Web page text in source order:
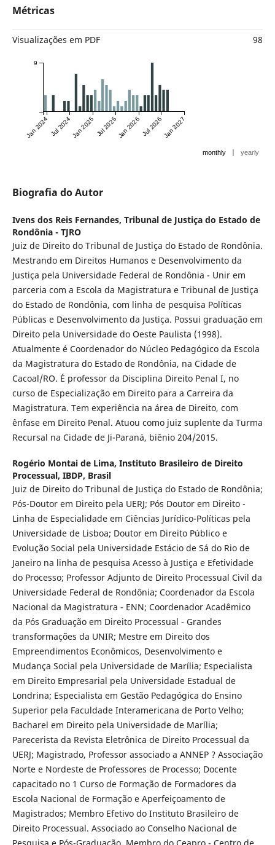
Métricas
Visualizações em PDF 98
Jan 2024Jul 2024Jan 2025Jul 2025Jan 2026Jul 2026Jan 2027
9
monthly | yearly
Biografia do Autor
Ivens dos Reis Fernandes, Tribunal de Justiça do Estado de
Rondônia - TJRO
Juiz de Direito do Tribunal de Justiça do Estado de Rondônia.
Mestrando em Direitos Humanos e Desenvolvimento da
Justiça pela Universidade Federal de Rondônia - Unir em
parceria com a Escola da Magistratura e Tribunal de Justiça
do Estado de Rondônia, com linha de pesquisa Políticas
Públicas e Desenvolvimento da Justiça. Possui graduação em
Direito pela Universidade do Oeste Paulista (1998).
Atualmente é Coordenador do Núcleo Pedagógico da Escola
da Magistratura do Estado de Rondônia, na Cidade de
Cacoal/RO. É professor da Disciplina Direito Penal I, no
curso de Especialização em Direito para a Carreira da
Magistratura. Tem experiência na área de Direito, com
ênfase em Direito Penal. Atuou como juiz suplente da Turma
Recursal na Cidade de Ji-Paraná, biênio 204/2015.
Rogério Montai de Lima, Instituto Brasileiro de Direito
Processual, IBDP, Brasil
Juiz de Direito do Tribunal de Justiça do Estado de Rondônia;
Pós-Doutor em Direito pela UERJ; Pós Doutor em Direito -
Linha de Especialidade em Ciências Jurídico-Políticas pela
Universidade de Lisboa; Doutor em Direito Público e
Evolução Social pela Universidade Estácio de Sá do Rio de
Janeiro na linha de pesquisa Acesso à Justiça e Efetividade
do Processo; Professor Adjunto de Direito Processual Civil da
Universidade Federal de Rondônia; Coordenador da Escola
Nacional da Magistratura - ENN; Coordenador Acadêmico
da Pós Graduação em Direito Processual - Grandes
transformações da UNIR; Mestre em Direito dos
Empreendimentos Econômicos, Desenvolvimento e
Mudança Social pela Universidade de Marília; Especialista
em Direito Empresarial pela Universidade Estadual de
Londrina; Especialista em Gestão Pedagógica do Ensino
Superior pela Faculdade Interamericana de Porto Velho;
Bacharel em Direito pela Universidade de Marília;
Parecerista da Revista Eletrônica de Direito Processual da
UERJ; Magistrado, Professor associado a ANNEP ? Associação
Norte e Nordeste de Professores de Processo; Docente
capacitado no 1 Curso de Formação de Formadores da
Escola Nacional de Formação e Aperfeiçoamento de
Magistrados; Membro Efetivo do Instituto Brasileiro de
Direito Processual. Associado ao Conselho Nacional de